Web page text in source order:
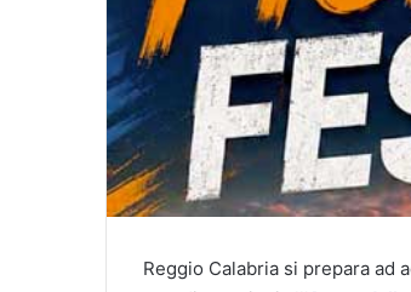
Reggio Calabria si prepara ad